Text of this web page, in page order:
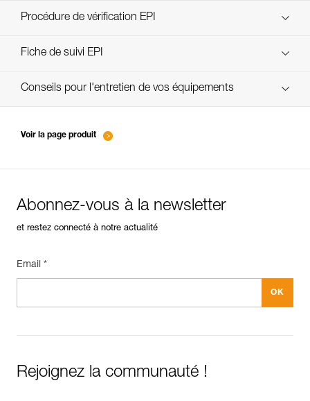
découvrez ePPEcentre
Procédure de vérification EPI
verif EPI-SCORPIO-procedure-FR
Fiche de suivi EPI
verif EPI-SCORPIO-suivi-FR
Conseils pour l'entretien de vos équipements
Voir la page produit
Abonnez-vous à la newsletter
et restez connecté à notre actualité
Email *
Rejoignez la communauté !